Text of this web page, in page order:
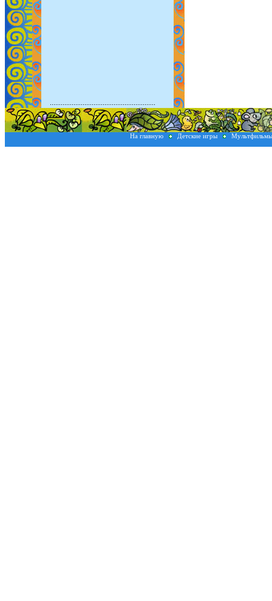
На главную Детские игры Мультфильмы